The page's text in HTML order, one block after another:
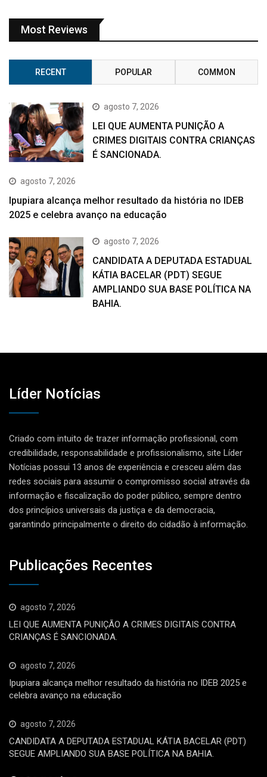
Most Reviews
RECENT POPULAR COMMON
agosto 7, 2026
LEI QUE AUMENTA PUNIÇÃO A
CRIMES DIGITAIS CONTRA CRIANÇAS
É SANCIONADA.
agosto 7, 2026
Ipupiara alcança melhor resultado da história no IDEB
2025 e celebra avanço na educação
agosto 7, 2026
CANDIDATA A DEPUTADA ESTADUAL
KÁTIA BACELAR (PDT) SEGUE
AMPLIANDO SUA BASE POLÍTICA NA
BAHIA.
Líder Notícias
Criado com intuito de trazer informação profissional, com
credibilidade, responsabilidade e profissionalismo, site Líder
Notícias possui 13 anos de experiência e cresceu além das
redes sociais para assumir o compromisso social através da
informação e fiscalização do poder público, sempre dentro
dos princípios universais da justiça e da democracia,
garantindo principalmente o direito do cidadão à informação.
Publicações Recentes
agosto 7, 2026
LEI QUE AUMENTA PUNIÇÃO A CRIMES DIGITAIS CONTRA
CRIANÇAS É SANCIONADA.
agosto 7, 2026
Ipupiara alcança melhor resultado da história no IDEB 2025 e
celebra avanço na educação
agosto 7, 2026
CANDIDATA A DEPUTADA ESTADUAL KÁTIA BACELAR (PDT)
SEGUE AMPLIANDO SUA BASE POLÍTICA NA BAHIA.